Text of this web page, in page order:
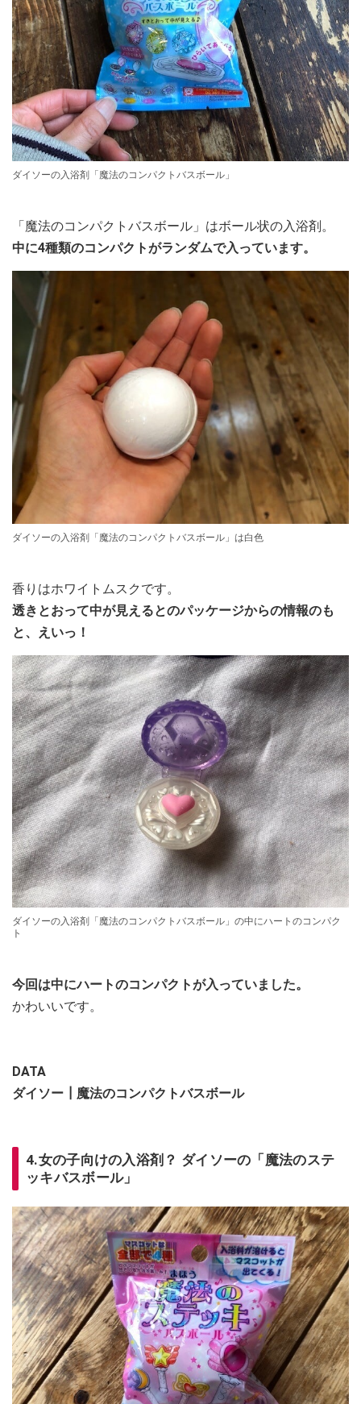
ダイソーの入浴剤「魔法のコンパクトバスボール」
「魔法のコンパクトバスボール」はボール状の入浴剤。
中に4種類のコンパクトがランダムで入っています。
ダイソーの入浴剤「魔法のコンパクトバスボール」は白色
香りはホワイトムスクです。
透きとおって中が見えるとのパッケージからの情報のも
と、えいっ！
ダイソーの入浴剤「魔法のコンパクトバスボール」の中にハートのコンパク
ト
今回は中にハートのコンパクトが入っていました。
かわいいです。
DATA
ダイソー┃魔法のコンパクトバスボール
4.女の子向けの入浴剤？ ダイソーの「魔法のステ
ッキバスボール」